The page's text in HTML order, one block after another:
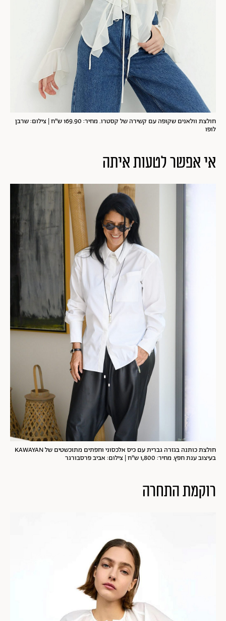
חולצת וולאנים שקופה עם קשירה של קסטרו. מחיר: 169.90 ש"ח | צילום: שרבן
לופו
אי אפשר לטעות איתה
חולצת כותנה בגזרה גברית עם כיס אלכסוני וחפתים מתוכשטים של KAWAYAN
בעיצוב ענת חפץ. מחיר: 1,800 ש"ח | צילום: אביב פרסבורגר
רוקמת התחרה